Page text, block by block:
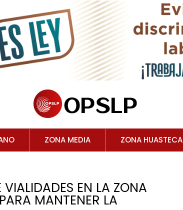
ZONA MEDIA ZONA HUASTECA
VIALIDADES EN LA ZONA
MANTENER LA